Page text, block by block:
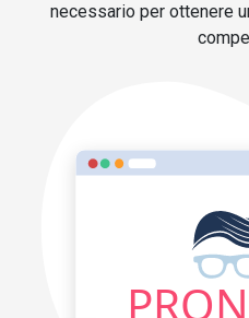
necessario per ottenere